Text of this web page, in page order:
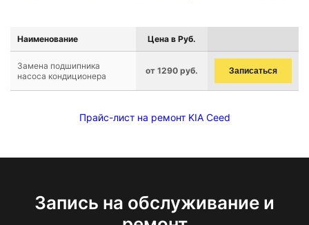
Наименование Цена в Руб.
Замена подшипника
насоса кондиционера
от 1290 руб. Записаться
Прайс-лист на ремонт KIA Ceed
Запись на обслуживание и